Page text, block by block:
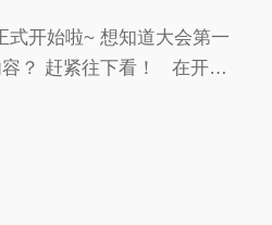
式开始啦~ 想知道大会第一
容？ 赶紧往下看！ 在开…